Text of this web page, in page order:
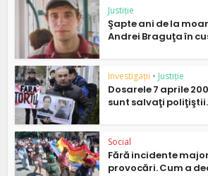
Justiție
Şapte ani de la
Andrei Braguţa în
Investigații • Justiție
Dosarele 7 aprile
sunt salvaţi
Social
Fără incidente
provocări. Cum a